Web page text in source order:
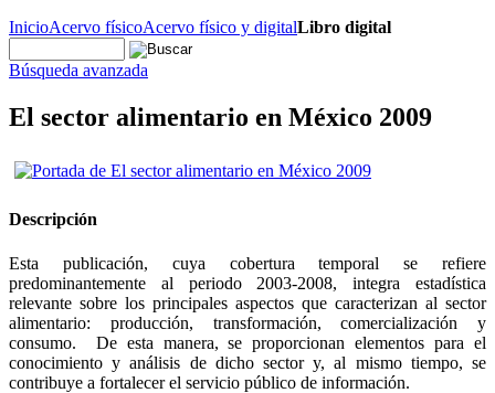
InicioAcervo físicoAcervo físico y digitalLibro digital
Búsqueda avanzada
El sector alimentario en México 2009
Descripción
Esta publicación, cuya cobertura temporal se refiere
predominantemente al periodo 2003-2008, integra estadística
relevante sobre los principales aspectos que caracterizan al sector
alimentario: producción, transformación, comercialización y
consumo. De esta manera, se proporcionan elementos para el
conocimiento y análisis de dicho sector y, al mismo tiempo, se
contribuye a fortalecer el servicio público de información.